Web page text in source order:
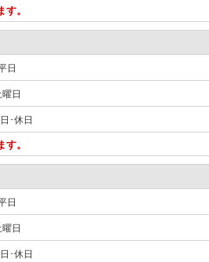
。
日
曜日
･休日
。
日
曜日
･休日